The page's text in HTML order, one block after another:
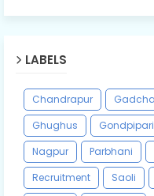
LABELS
Chandrapur
Ghughus
Gondpipari
Nagpur
Parbhani
Recruitment
Saoli